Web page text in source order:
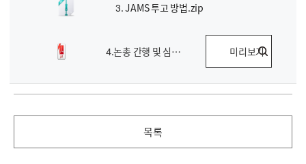
3. JAMS 투고 방법.zip
4.논총 간행 및 심사 내규(2026.2.13 개정).pdf 미리보기
목록